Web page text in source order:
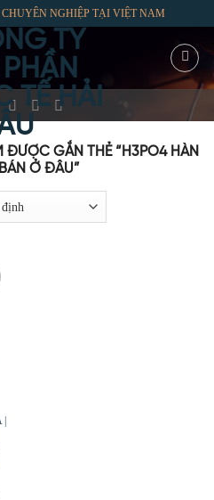
NGHIỆP TẠI VIỆT NAM
ĐƯỢC GẮN THẺ “H3PO4 HÀN
Ở ĐÂU”